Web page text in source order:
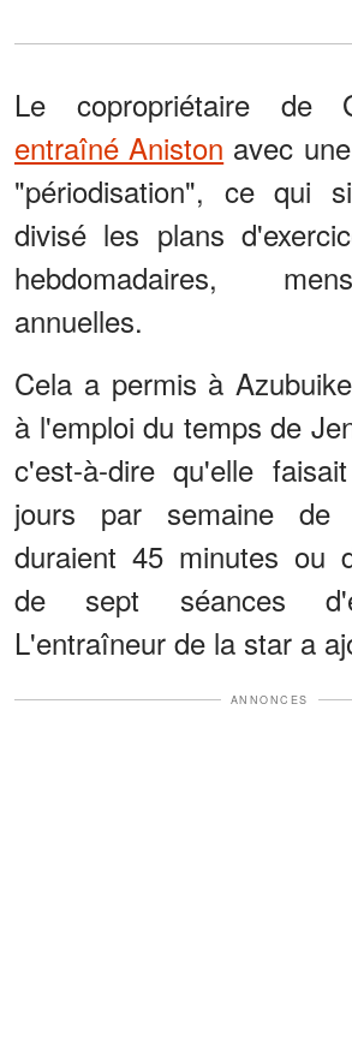
Le copropriétaire de
entraîné Aniston avec
"périodisation", ce qui
divisé les plans
hebdomadaires,
annuelles.
Cela a permis à
à l'emploi du temps de
c'est-à-dire qu'elle
jours par semaine de
duraient 45 minutes ou
de sept séances
L'entraîneur de la star a
ANNONCES